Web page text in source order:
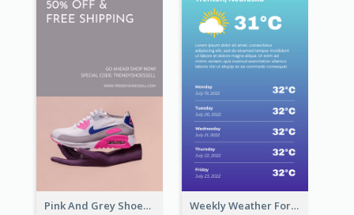
Pink And Grey Shoes Photo Shopping Instagram Story Weekly Weather Forecast Instagram Story